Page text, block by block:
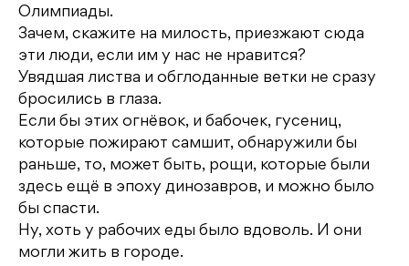
Олимпиады.
Зачем, скажите на милость, приезжают сюда
эти люди, если им у нас не нравится?
Увядшая листва и обглоданные ветки не сразу
бросились в глаза.
Если бы этих огнёвок, и бабочек, гусениц,
которые пожирают самшит, обнаружили бы
раньше, то, может быть, рощи, которые были
здесь ещё в эпоху динозавров, и можно было
бы спасти.
Ну, хоть у рабочих еды было вдоволь. И они
могли жить в городе.